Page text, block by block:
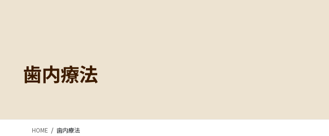
歯内療法
HOME 歯内療法